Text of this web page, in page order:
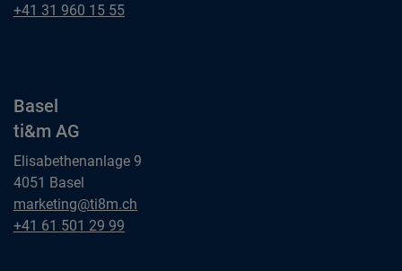
ti&m AG
Bern
+41 31 960 15 55
Basel
ti&m AG
Elisabethenanlage 9
4051 Basel
Basel
ti&m AG
marketing@ti8m.ch
Basel
+41 61 501 29 99